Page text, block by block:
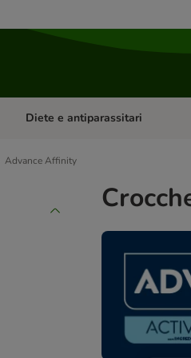
Cani
Apri Menu Categoria: Gatti
Diete e antiparassitari
Advance Affinity